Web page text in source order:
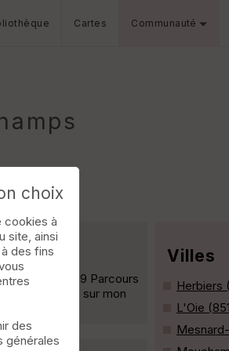
Cartes Communauté
2019 Parcours
! photos sur mon
Villes
Herbiers
L'Oie
choix
cookies à
site, ainsi
des fins
des
générales